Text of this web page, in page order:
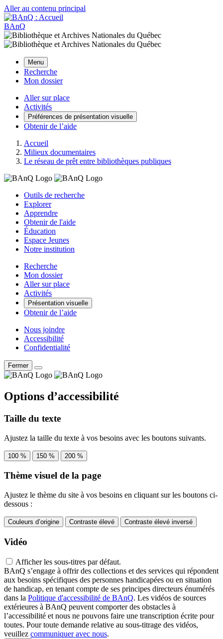
Aller au contenu principal
BAnQ
Menu
Recherche
Mon dossier
Aller sur place
Activités
Préférences de présentation visuelle
Obtenir de l’aide
Accueil
Milieux documentaires
Le réseau de prêt entre bibliothèques publiques
Outils de recherche
Explorer
Apprendre
Obtenir de l'aide
Éducation
Espace Jeunes
Notre institution
Recherche
Mon dossier
Aller sur place
Activités
Présentation visuelle
Obtenir de l’aide
Nous joindre
Accessibilité
Confidentialité
Fermer
Options d’accessibilité
Taille du texte
Ajustez la taille du texte à vos besoins avec les boutons suivants.
100 % 150 % 200 %
Thème visuel de la page
Ajustez le thème du site à vos besoins en cliquant sur les boutons ci-
dessous :
Couleurs d’origine Contraste élevé Contraste élevé inversé
Vidéo
Afficher les sous-titres par défaut.
BAnQ s’engage à offrir des collections et des services qui répondent
aux besoins spécifiques des personnes handicapées ou en situation
de handicap, en tenant compte de ses principes directeurs énumérés
dans la Politique d'accessibilité de BAnQ. Les vidéos de sources
extérieures à BAnQ peuvent comporter des obstacles à
l’accessibilité et nous ne pouvons faire une transcription écrite pour
toutes. Pour toute demande relative au sous-titrage des vidéos,
veuillez communiquer avec nous.